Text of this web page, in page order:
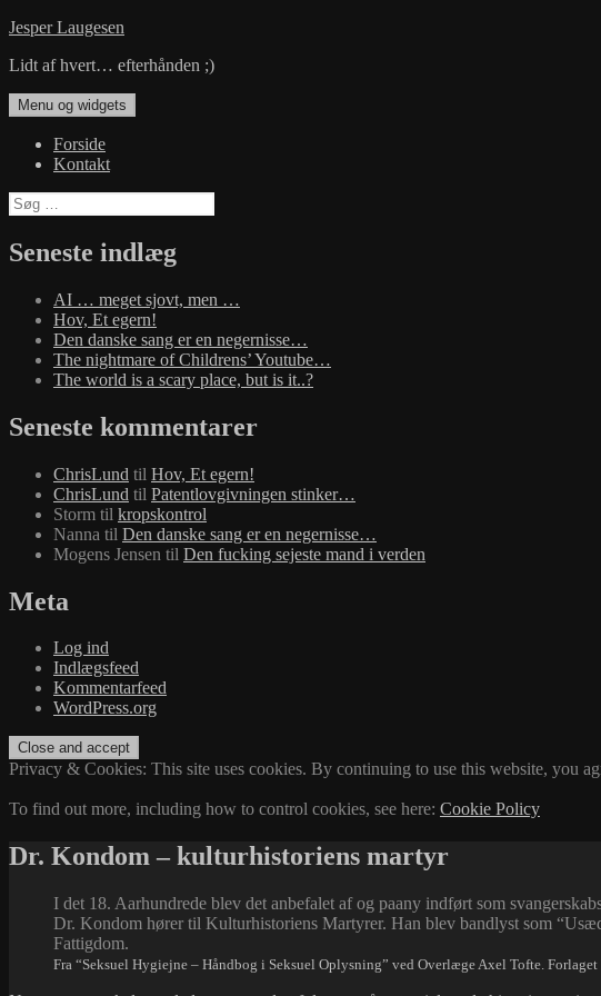
Hop
indhold
Jesper Laugesen
Lidt af hvert… efterhånden ;)
Menu og widgets
Forside
Kontakt
Søg
efter:
Seneste indlæg
AI … meget sjovt, men …
Hov, Et egern!
Den danske sang er en negernisse…
The nightmare of Childrens’ Youtube…
The world is a scary place, but is it..?
Seneste kommentarer
ChrisLund til Hov, Et egern!
ChrisLund til Patentlovgivningen stinker…
Storm til kropskontrol
Nanna til Den danske sang er en negernisse…
Mogens Jensen til Den fucking sejeste mand i verden
Meta
Log ind
Indlægsfeed
Kommentarfeed
WordPress.org
Privacy & Cookies: This site uses cookies. By continuing to use this website, you
To find out more, including how to control cookies, see here: Cookie Policy
Dr. Kondom – kulturhistoriens martyr
I det 18. Aarhundrede blev det anbefalet af og paany indført som
Dr. Kondom hører til Kulturhistoriens Martyrer. Han blev bandlyst som
Fattigdom.
Fra “Seksuel Hygiejne – Håndbog i Seksuel Oplysning” ved Overlæge Axel Tofte.